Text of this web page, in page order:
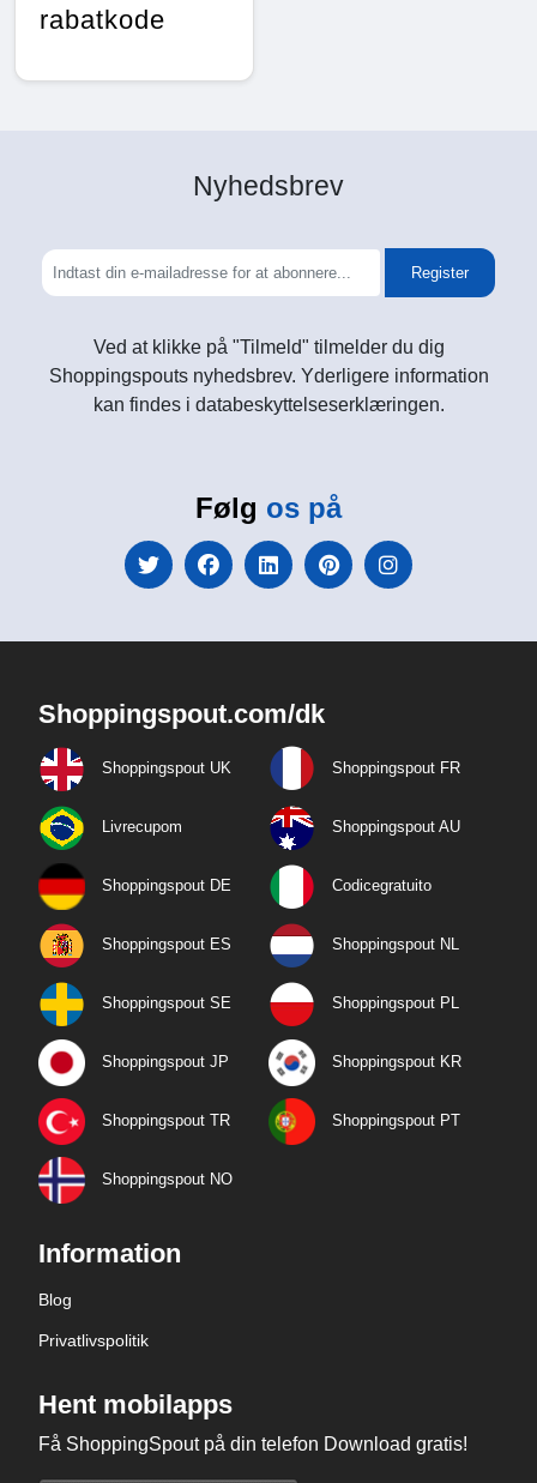
rabatkode
Nyhedsbrev
Register
Ved at klikke på "Tilmeld" tilmelder du dig
Shoppingspouts nyhedsbrev. Yderligere information
kan findes i databeskyttelseserklæringen.
Følg os på
Shoppingspout.com/dk
Shoppingspout UK Shoppingspout FR
Livrecupom Shoppingspout AU
Shoppingspout DE Codicegratuito
Shoppingspout ES Shoppingspout NL
Shoppingspout SE Shoppingspout PL
Shoppingspout JP Shoppingspout KR
Shoppingspout TR Shoppingspout PT
Shoppingspout NO
Information
Blog
Privatlivspolitik
Hent mobilapps
Få ShoppingSpout på din telefon Download gratis!